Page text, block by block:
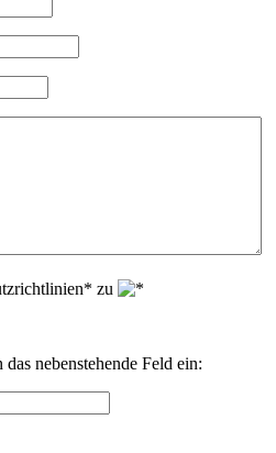
zu
nebenstehende Feld ein: